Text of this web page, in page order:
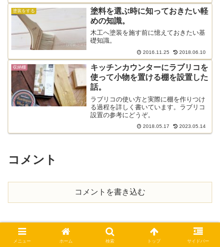
塗装をする
塗料を選ぶ時に知っておきたい軽
めの知識。
木工へ塗装を施す前に憶えておきたい基
礎知識。
2016.11.25 2018.06.10
収納棚
キッチンカウンターにラブリコを
使って小物を置ける棚を設置した
話。
ラブリコの使い方と実際に棚を作りつけ
る過程を詳しく書いています。ラブリコ
設置の参考にどうぞ。
2018.05.17 2023.05.14
コメント
コメントを書き込む
メニュー ホーム 検索 トップ サイドバー